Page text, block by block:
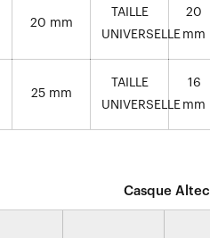
20 mm
TAILLE
UNIVERSELLE
20
mm
25 mm
TAILLE
UNIVERSELLE
16
mm
Casque Altec